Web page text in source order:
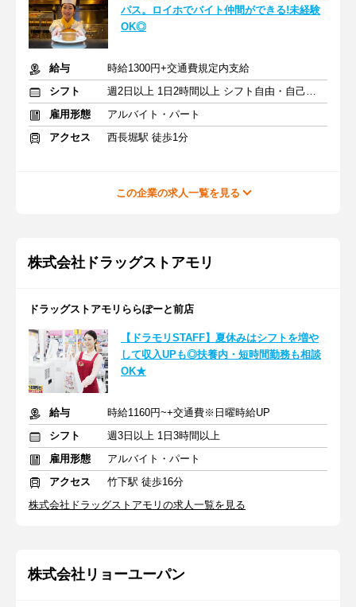
パス。ロイホでバイト仲間ができる!未経験
OK◎
給与
時給1300円+交通費規定内支給
シフト
週2日以上 1日2時間以上 シフト自由・自己申告
雇用形態
アルバイト・パート
アクセス
西長堀駅 徒歩1分
この企業の求人一覧を見る
株式会社ドラッグストアモリ
ドラッグストアモリららぽーと前店
【ドラモリSTAFF】夏休みはシフトを増や
して収入UPも◎扶養内・短時間勤務も相談
OK★
給与
時給1160円~+交通費※日曜時給UP
シフト
週3日以上 1日3時間以上
雇用形態
アルバイト・パート
アクセス
竹下駅 徒歩16分
株式会社ドラッグストアモリの求人一覧を見る
株式会社リョーユーパン